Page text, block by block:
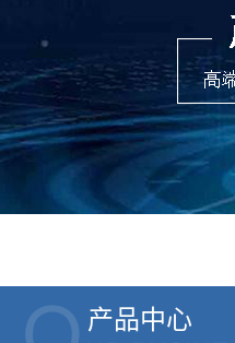
产品中心